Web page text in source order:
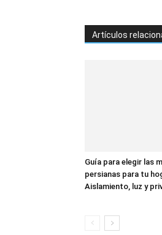
Artículos
Guía para elegir las
persianas para tu
Aislamiento, luz y